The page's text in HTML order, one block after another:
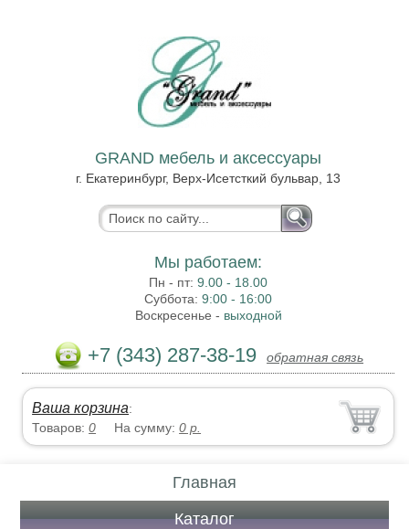
GRAND мебель и аксессуары
г. Екатеринбург, Верх-Исетсткий бульвар, 13
Мы работаем:
Пн - пт:9.00 - 18.00
Суббота:9:00 - 16:00
Воскресенье - выходной
+7 (343) 287-38-19 обратная связь
Ваша корзина:
Товаров:0 На сумму:0 р.
Главная
Каталог